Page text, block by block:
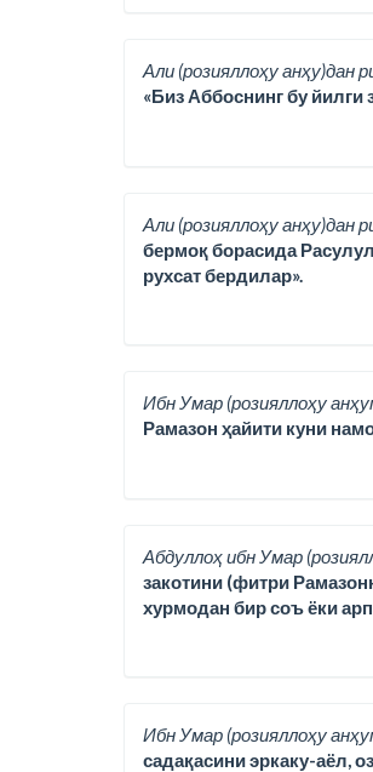
Али (розияллоҳу анҳу)дан
«Биз Аббоснинг бу йилги
Али (розияллоҳу анҳу)дан
бермоқ борасида
рухсат бердилар».
Ибн Умар (розияллоҳу
Рамазон ҳайити куни
Абдуллоҳ ибн Умар
закотини (фитри
хурмодан бир соъ ёки
Ибн Умар (розияллоҳу
садақасини эркаку-аёл,